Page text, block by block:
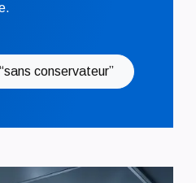
conservateur”